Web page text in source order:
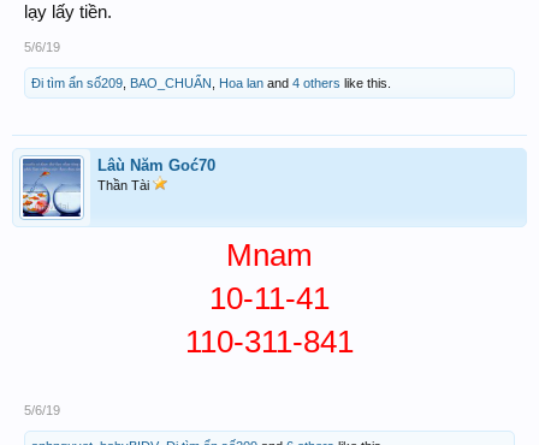
lạy lấy tiền.
5/6/19
Đi tìm ẩn số209 BAO_CHUẨN Hoa lan and 4 others like this.
Lâù Năm Goć70
Thần Tài
Mnam
10-11-41
110-311-841
5/6/19